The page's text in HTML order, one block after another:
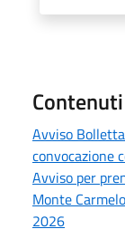
Avviso
convocazione
Avviso per
Monte
2026